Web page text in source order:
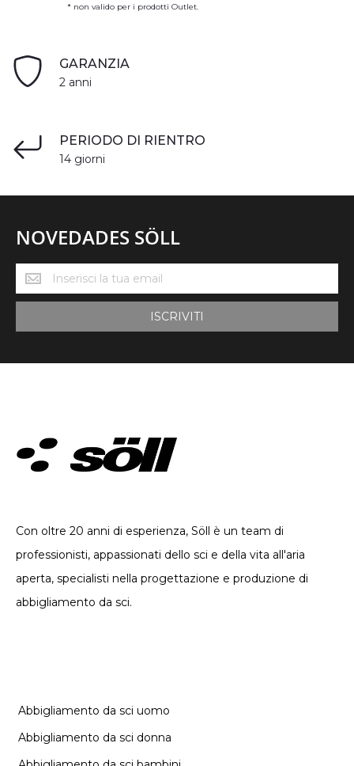
* non valido per i prodotti Outlet.
GARANZIA
2 anni
PERIODO DI RIENTRO
14 giorni
NOVEDADES SÖLL
Novedades
Söll
ISCRIVITI
Con oltre 20 anni di esperienza, Söll è un team di
professionisti, appassionati dello sci e della vita all'aria
aperta, specialisti nella progettazione e produzione di
abbigliamento da sci.
Abbigliamento da sci uomo
Abbigliamento da sci donna